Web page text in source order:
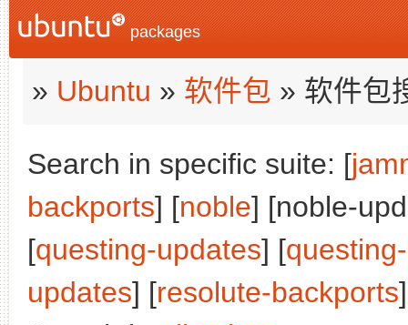
packages
» Ubuntu » 软件包 » 软件包
Search in specific suite: [
backports] [noble] [noble-
[questing-updates] [
updates] [resolute-backports